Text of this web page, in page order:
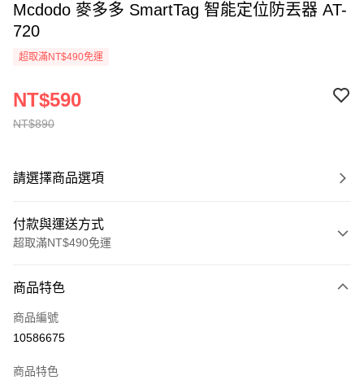
Mcdodo 麥多多 SmartTag 智能定位防丟器 AT-
720
超取滿NT$490免運
NT$890
NT$590
請選擇商品選項
付款與運送方式
超取滿NT$490免運
信用卡一次付款
超商取貨付款
商品特色
商品編號
10586675
商品特色